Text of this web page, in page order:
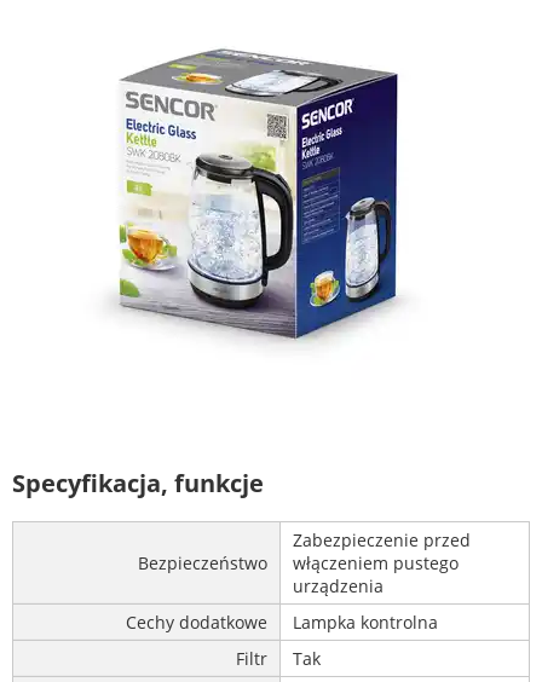
Specyfikacja, funkcje
Bezpieczeństwo
Zabezpieczenie przed
włączeniem pustego
urządzenia
Cechy dodatkowe
Lampka kontrolna
Filtr
Tak